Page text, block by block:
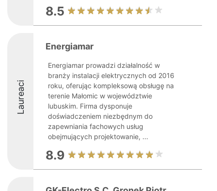
8.5
Laureaci
Energiamar
Energiamar prowadzi działalność w
branży instalacji elektrycznych od 2016
roku, oferując kompleksową obsługę na
terenie Małomic w województwie
lubuskim. Firma dysponuje
doświadczeniem niezbędnym do
zapewniania fachowych usług
obejmujących projektowanie, ...
8.9